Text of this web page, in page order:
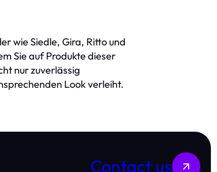
wie Siedle, Gira, Ritto und
Sie auf Produkte dieser
nur zuverlässig
Look verleiht.
Contact us